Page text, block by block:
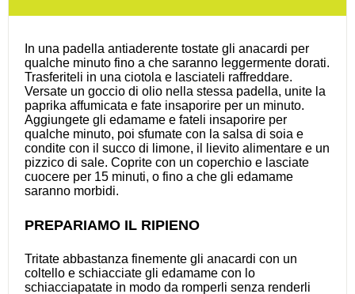
In una padella antiaderente tostate gli anacardi per
qualche minuto fino a che saranno leggermente dorati.
Trasferiteli in una ciotola e lasciateli raffreddare.
Versate un goccio di olio nella stessa padella, unite la
paprika affumicata e fate insaporire per un minuto.
Aggiungete gli edamame e fateli insaporire per
qualche minuto, poi sfumate con la salsa di soia e
condite con il succo di limone, il lievito alimentare e un
pizzico di sale. Coprite con un coperchio e lasciate
cuocere per 15 minuti, o fino a che gli edamame
saranno morbidi.
PREPARIAMO IL RIPIENO
Tritate abbastanza finemente gli anacardi con un
coltello e schiacciate gli edamame con lo
schiacciapatate in modo da romperli senza renderli